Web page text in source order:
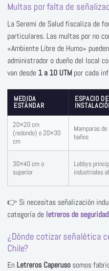
Multas por falta de
La Seremi de Salud fiscaliza de
particulares. Las multas por no
«Ambiente Libre de Humo»
administrador o dueño del local
van desde 1 a 10 UTM por cada
MEDIDA
ESTÁNDAR
ESPACIO DE
20×20 cm
(redondo) o 20×30
cm
Mamparas
baños
30×40 cm o
superior
Lobbys
industriales
👉 Si necesitas señalización
categoría de letreros de seguridad
¿Dónde cotizar señalética
Chile?
En Letreros Caperuso somos